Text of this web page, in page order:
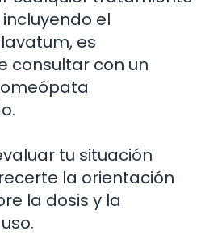
el
es
consultar con un
tu situación
la orientación
la dosis y la